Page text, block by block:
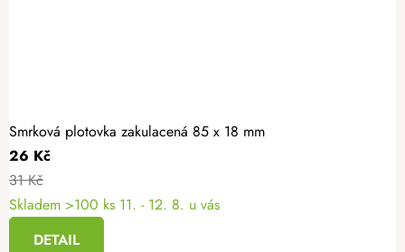
Smrková plotovka zakulacená 85 x 18 mm
26 Kč
31 Kč
Skladem >100 ks 11. - 12. 8. u vás
DETAIL